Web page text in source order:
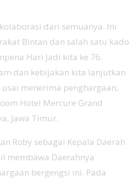
dari semuanya. Ini
Bintan dan salah satu kado
Hari Jadi kita ke 76.
dan kebijakan kita lanjutkan
menerima penghargaan,
Hotel Mercure Grand
Jawa Timur.
Roby sebagai Kepala Daerah
membawa Daerahnya
bergengsi ini. Pada